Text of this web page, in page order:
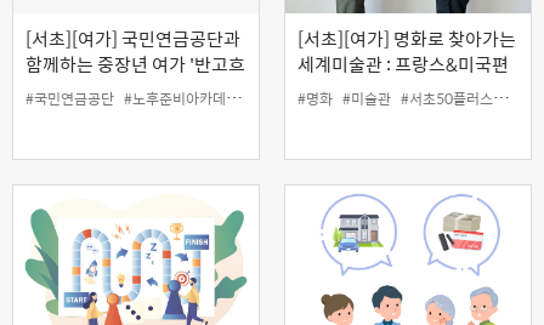
[서초][여가] 국민연금공단과
함께하는 중장년 여가 '반고흐
따라 떠나는 프랑스 산책'
#국민연금공단 #노후준비아카데미 #인생설계 #재무
[서초][여가] 명화로 찾아가는
세계미술관 : 프랑스&미국편
#명화 #미술관 #서초50플러스센터